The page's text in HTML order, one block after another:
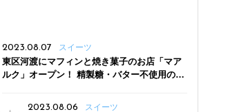
2023.08.07 スイーツ
東区河渡にマフィンと焼き菓子のお店「マア
ルク」オープン！ 精製糖・バター不使用の体
2023.08.06
スイーツ